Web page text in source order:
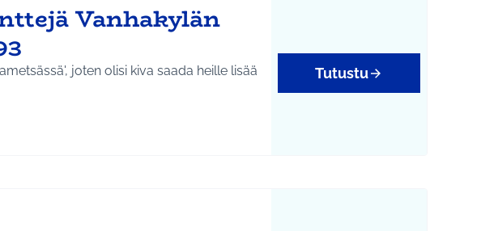
Vanhakylän
joten olisi kiva saada heille lisää
Tutustu